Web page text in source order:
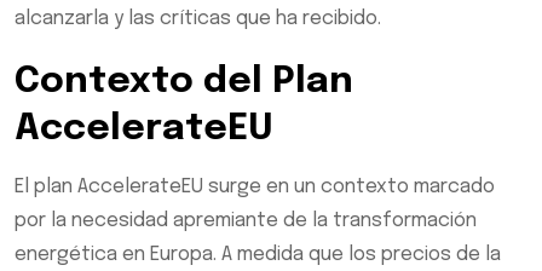
alcanzarla y las críticas que ha recibido.
Contexto del Plan
AccelerateEU
El plan AccelerateEU surge en un contexto marcado
por la necesidad apremiante de la transformación
energética en Europa. A medida que los precios de la